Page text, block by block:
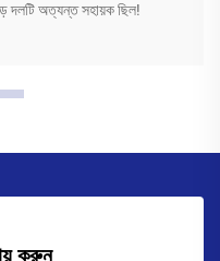
দলটি অত্যন্ত সহায়ক ছিল!
করুন